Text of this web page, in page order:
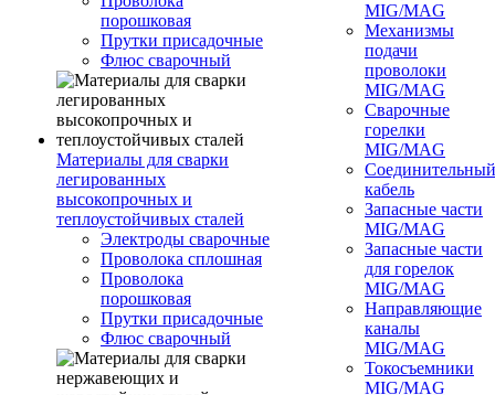
порошковая
Прутки присадочные
Флюс сварочный
Материалы для сварки
легированных
высокопрочных и
теплоустойчивых сталей
Электроды сварочные
Проволока сплошная
Проволока
порошковая
Прутки присадочные
Флюс сварочный
MIG/MAG
Механизмы
подачи
проволоки
MIG/MAG
Сварочные
горелки
MIG/MAG
Соединительный
кабель
Запасные части
MIG/MAG
Запасные части
для горелок
MIG/MAG
Направляющие
каналы
MIG/MAG
Токосъемники
MIG/MAG